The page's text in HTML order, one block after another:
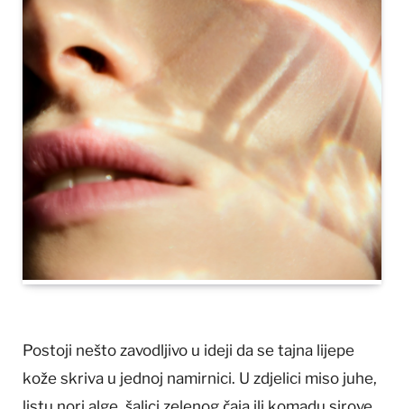
Postoji nešto zavodljivo u ideji da se tajna lijepe
kože skriva u jednoj namirnici. U zdjelici miso juhe,